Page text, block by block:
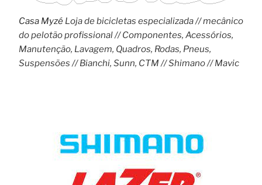
Casa MyzéLoja de bicicletas especializada // mecânico
do pelotão profissional // Componentes, Acessórios,
Manutenção, Lavagem, Quadros, Rodas, Pneus,
Suspensões // Bianchi, Sunn, CTM // Shimano // Mavic